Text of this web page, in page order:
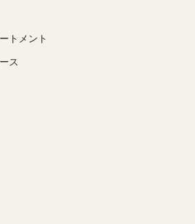
トメント
ス